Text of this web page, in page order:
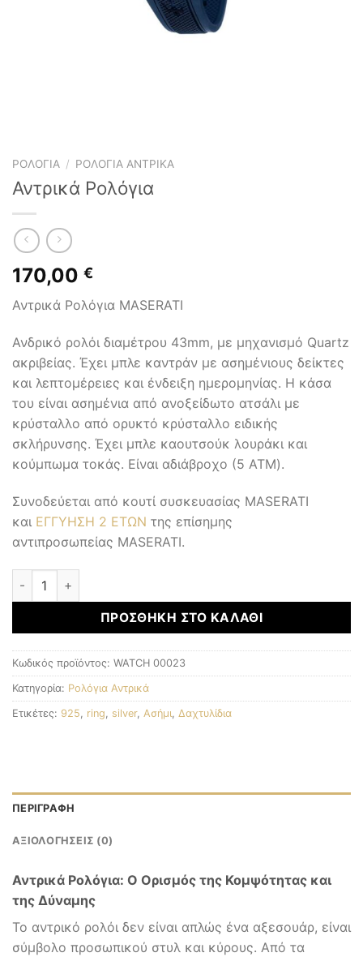
ΡΟΛΌΓΙΑ / ΡΟΛΌΓΙΑ ΑΝΤΡΙΚΆ
Αντρικά Ρολόγια
170,00 €
Αντρικά Ρολόγια MASERATI
Ανδρικό ρολόι διαμέτρου 43mm, με μηχανισμό Quartz
ακριβείας. Έχει μπλε καντράν με ασημένιους δείκτες
και λεπτομέρειες και ένδειξη ημερομηνίας. Η κάσα
του είναι ασημένια από ανοξείδωτο ατσάλι με
κρύσταλλο από ορυκτό κρύσταλλο ειδικής
σκλήρυνσης. Έχει μπλε καουτσούκ λουράκι και
κούμπωμα τοκάς. Είναι αδιάβροχο (5 ATM).
Συνοδεύεται από κουτί συσκευασίας MASERATI
και ΕΓΓΥΗΣΗ 2 ΕΤΩΝ της επίσημης
αντιπροσωπείας MASERATI.
Αντρικά Ρολόγια ποσότητα
ΠΡΟΣΘΉΚΗ ΣΤΟ ΚΑΛΆΘΙ
Κωδικός προϊόντος: WATCH 00023
Κατηγορία: Ρολόγια Αντρικά
Ετικέτες: 925 ring silver, Ασήμι Δαχτυλίδια
ΠΕΡΙΓΡΑΦΉ
ΑΞΙΟΛΟΓΉΣΕΙΣ (0)
Αντρικά Ρολόγια: Ο Ορισμός της Κομψότητας και
της Δύναμης
Το αντρικό ρολόι δεν είναι απλώς ένα αξεσουάρ, είναι
σύμβολο προσωπικού στυλ και κύρους. Από τα